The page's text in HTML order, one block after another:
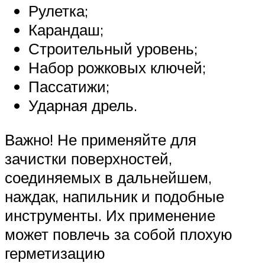
Рулетка;
Карандаш;
Строительный уровень;
Набор рожковых ключей;
Пассатижи;
Ударная дрель.
Важно! Не применяйте для
зачистки поверхностей,
соединяемых в дальнейшем,
наждак, напильник и подобные
инструменты. Их применение
может повлечь за собой плохую
герметизацию